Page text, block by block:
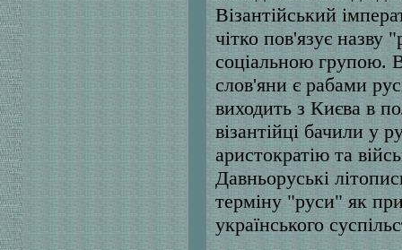
Візантійський
чітко пов'язує назву
соціальною групою.
слов'яни є рабами
виходить з Києва в
візантійці бачили у
аристократію та
Давньоруські
терміну "руси" як
українського